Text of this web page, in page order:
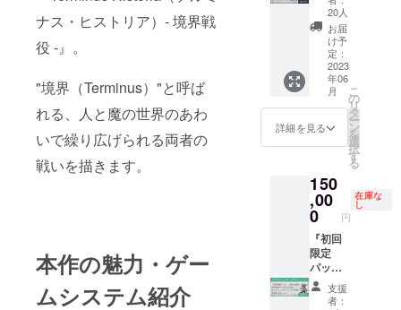
ナス・ヒストリア）- 境界戦
役 -』。
"境界（Terminus）"と呼ば
れる、人と魔の世界のあわ
いで繰り広げられる両者の
戦いを描きます。
本作の魅力・ゲー
ムシステム紹介
ケージ
版+特
典』
コース
同様、
「キャ
ラク
ターボ
イス」
典」の
内容も
お選び
い。
等他者
を騙る
名前・
誹謗中
傷の
入った
名前等
は不
可・修
す。）
「限定
仕様ア
ペンド
ディス
ク（物
品）」
はクラ
ウド
び設定
資料集
に掲載
致しま
す。）
（ご支
援の
際、備
考欄
をご記
載くだ
さい。※
著作権
や商標
等を侵
害する
名前・
著名人
前をク
レジッ
ト致し
ます。
是非、
IMYUIC
のスポ
ンサー
になっ
ジット
はゲー
ムのエ
ンディ
ングお
よび設
定資料
集に掲
載致し
キャラ
クター
スポン
サー：
○○とし
てお名
前をク
レジッ
ト致し
のスポ
ンサー
になっ
てくだ
さい！
（クレ
ジット
はゲー
ムのエ
後希望
と記入
下さ
い）で
お願い
致しま
す。
+スポン
サー枠
クター
スポン
サー
（ハ
ゲ）：
○○とし
てお名
前をク
レジッ
い。備
考欄に
希望内
容を記
載頂く
か、ク
ラウド
ファン
ディン
らメー
ル致し
ますの
で、そ
の際に
希望内
容を返
信頂く
形（そ
のスポ
ンサー
になっ
てくだ
さい！
開発・
販売
元：
IMYUIC
目）※特
大表示
（2枠
目） ※
特大表
示
（3枠
目） ※
特大表
典』
コース
の全内
容と、
更に数
量限定
「ディ
レク
ター・
集」が
付属し
ます。
ゲーム
開発の
過程で
制作し
た手描
きのラ
20人
お届
け予
定：
2023
年06
月
詳細を見る
こ
の
リ
タ
ー
ン
を
選
択
す
る
150
,00
0 円
在庫な
し
『初回
限定
パッ
ケージ
版+特支援
者：